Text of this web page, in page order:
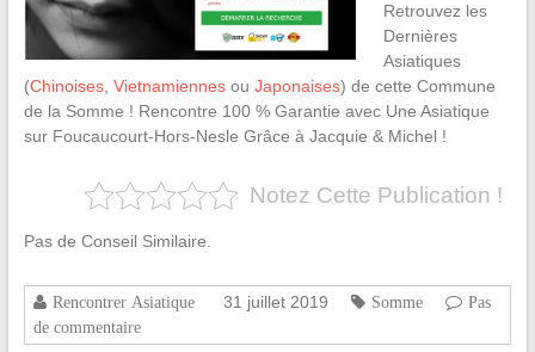
Retrouvez les
Dernières
Asiatiques
(Chinoises, Vietnamiennesou Japonaises) de cette Commune
de la Somme ! Rencontre 100 % Garantie avec Une Asiatique
sur Foucaucourt-Hors-Nesle Grâce à Jacquie & Michel !
Notez Cette Publication !
Pas de Conseil Similaire.
Rencontrer Asiatique 31 juillet 2019 Somme
Pas
de commentaire